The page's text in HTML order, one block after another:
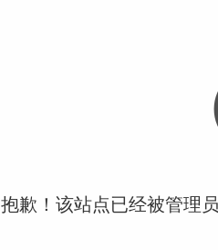
抱歉！该站点已经被管理